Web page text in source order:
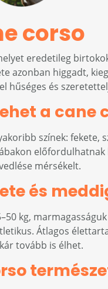
corso
eredetileg
azonban higgadt,
hűséges és
a cane
színek: fekete,
mérsékelt.
és
kg,
Átlagos
tovább is élhet.